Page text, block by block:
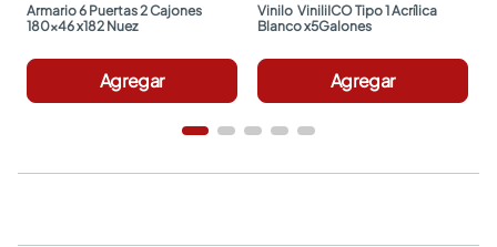
Armario 6 Puertas 2 Cajones
180x46 x182 Nuez
Agregar
Vinilo  ViniliICO Tipo 1 Acrílica
Blanco x5Galones
Agregar